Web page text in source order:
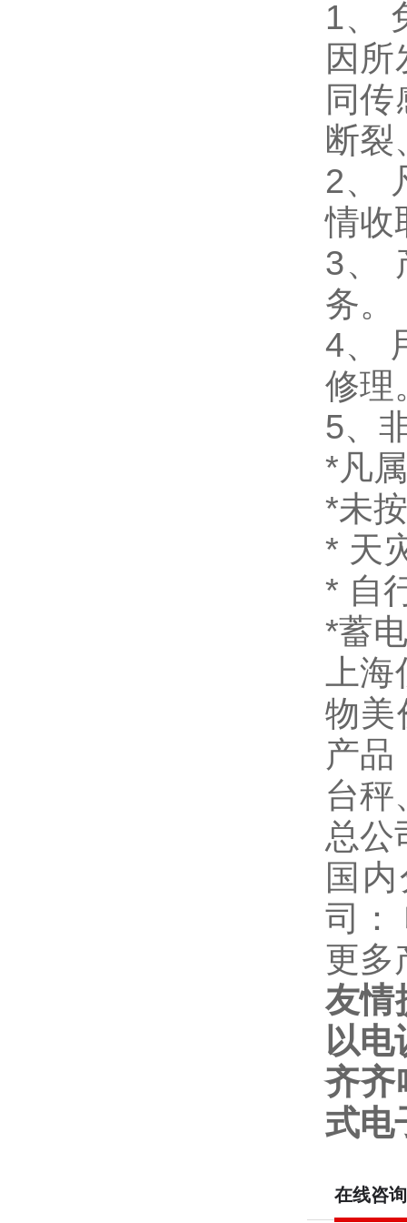
1、
因
同
断裂
2、
情收
3、
务。
4、
修理
5、
*凡
*未
* 天
* 自
*蓄
上
物美
产品
台秤
总公
国
司：
更多
友情
以电
齐齐
式电
在线咨询